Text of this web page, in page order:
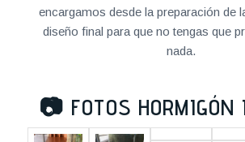
encargamos desde la preparación de
diseño final para que no tengas que
nada.
📷 FOTOS HORMIGÓN